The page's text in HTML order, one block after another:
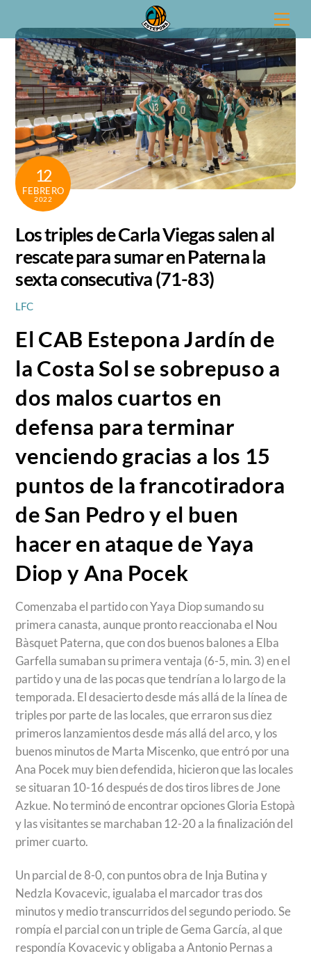
content
12
FEBRERO
2022
Los triples de Carla Viegas salen al
rescate para sumar en Paterna la
sexta consecutiva (71-83)
LFC
El CAB Estepona Jardín de
la Costa Sol se sobrepuso a
dos malos cuartos en
defensa para terminar
venciendo gracias a los 15
puntos de la francotiradora
de San Pedro y el buen
hacer en ataque de Yaya
Diop y Ana Pocek
Comenzaba el partido con Yaya Diop sumando su
primera canasta, aunque pronto reaccionaba el Nou
Bàsquet Paterna, que con dos buenos balones a Elba
Garfella sumaban su primera ventaja (6-5, min. 3) en el
partido y una de las pocas que tendrían a lo largo de la
temporada. El desacierto desde más allá de la línea de
triples por parte de las locales, que erraron sus diez
primeros lanzamientos desde más allá del arco, y los
buenos minutos de Marta Miscenko, que entró por una
Ana Pocek muy bien defendida, hicieron que las locales
se situaran 10-16 después de dos tiros libres de Jone
Azkue. No terminó de encontrar opciones Gloria Estopà
y las visitantes se marchaban 12-20 a la finalización del
primer cuarto.
Un parcial de 8-0, con puntos obra de Inja Butina y
Nedzla Kovacevic, igualaba el marcador tras dos
minutos y medio transcurridos del segundo periodo. Se
rompía el parcial con un triple de Gema García, al que
respondía Kovacevic y obligaba a Antonio Pernas a